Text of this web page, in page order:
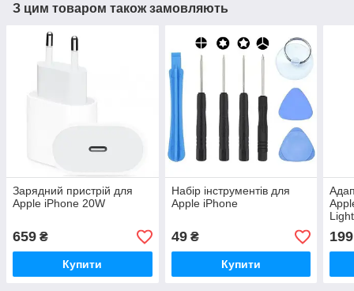
З цим товаром також замовляють
Зарядний пристрій для
Apple iPhone 20W
659 ₴
Купити
Набір інструментів для
Apple iPhone
49₴
Купити
199